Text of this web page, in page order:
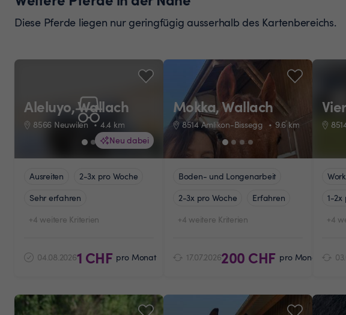
Diese Pferde liegen nur geringfügig ausserhalb des Kartenbereichs.
Neu dabei
Aleluyo, Wallach
8566 Neuwilen 4.4 km
Pferd ansehen
Ausreiten
2-3x pro Woche
Sehr erfahren
+4 weitere Kriterien
04.08.20261 CHF pro Monat
Mokka, Wallach
8514 Amlikon-Bissegg 9.6km
Boden- und Longenarbeit
2-3x pro Woche
Erfahren
+4 weitere Kriterien
17.07.2026200 CHF pro Monat
1-2x
+4